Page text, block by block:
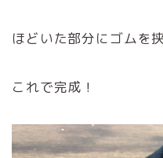
ほどいた部分にゴムを
これで完成！